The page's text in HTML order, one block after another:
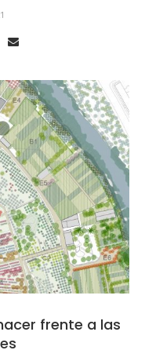
frente a las